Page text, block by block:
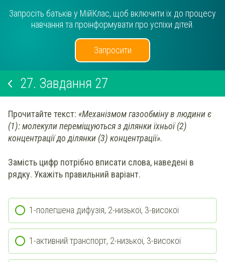
Запросіть батьків у МійКлас, щоб включити їх до процесу
навчання та проінформувати про успіхи дітей.
Запросити
27. Завдання 27
Прочитайте текст: «Механізмом газообміну в людини є
(1): молекули переміщуються з ділянки їхньої (2)
концентрації до ділянки (3) концентрації».
Замість цифр потрібно вписати слова, наведені в
рядку. Укажіть правильний варіант.
1-полегшена дифузія, 2-низької, 3-високої
1-активний транспорт, 2-низької, 3-високої